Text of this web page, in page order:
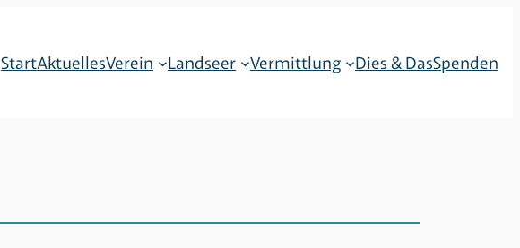
StartAktuellesVerein Landseer Vermittlung Dies & DasSpenden